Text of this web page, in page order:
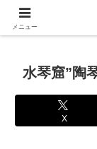
滋賀県の信
水琴窟”陶
X
メニュー